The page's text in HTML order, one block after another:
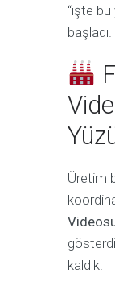
“işte
başladı.
Üretim
kaldık.